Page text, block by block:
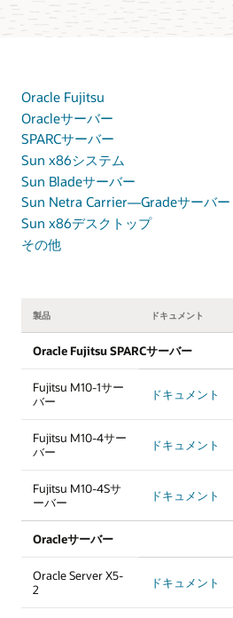
Oracle Fujitsu
Oracleサーバー
SPARCサーバー
Sun x86システム
Sun Bladeサーバー
Sun Netra Carrier—Gradeサーバー
Sun x86デスクトップ
その他
製品 ドキュメント
Oracle Fujitsu SPARCサーバー
Fujitsu M10-1サー
バー
ドキュメント
Fujitsu M10-4サー
バー
ドキュメント
Fujitsu M10-4Sサ
ーバー
ドキュメント
Oracleサーバー
Oracle Server X5-
2
ドキュメント